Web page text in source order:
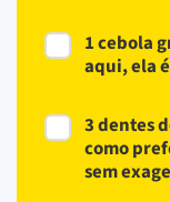
1 cebola
aqui, ela
3 dentes
como
sem